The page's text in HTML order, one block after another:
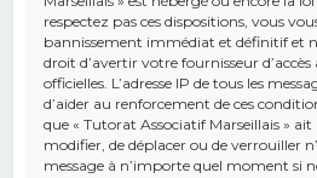
respectez pas ces dispositions, vous
bannissement immédiat et définitif et
droit d’avertir votre fournisseur
officielles. L’adresse IP de tous les
d’aider au renforcement de ces
que « Tutorat Associatif Marseillais »
modifier, de déplacer ou de verrouiller
message à n’importe quel moment si